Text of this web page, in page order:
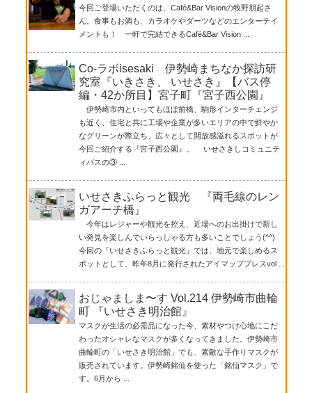
今回ご登場いただくのは、Café&Bar Visionの牧野朋起さ
ん。食事もお酒も、カラオケやダーツなどのエンターテイ
メントも！ 一軒で完結できるCafé&Bar Vision ...
Co-ラボisesaki 伊勢崎まちなか探訪研
究室『いきさき、 いせさき』【バス停
編・42か所目】宮子町『宮子西公園』
伊勢崎市内といってもほぼ前橋、駒形インターチェンジ
も近く、住宅と共に工場や企業が多いエリアの中で鮮やか
なグリーンが際立ち、広々として開放感溢れるスポットが
今回ご紹介する『宮子西公園』。 いせさきしコミュニテ
ィバスの③ ...
いせさきふらっと観光 『両毛線のレン
ガアーチ橋』
今年はレジャーや観光を控え、近場へのお出掛けで新し
い発見を楽しんでいらっしゃる方も多いことでしょう(^^)
今回の『いせさきふらっと観光』では、地元で楽しめるス
ポットとして、昨年8月に発行されたアイマッププレスvol ...
おじゃましま〜す Vol.214 伊勢崎市曲輪
町 『いせさき明治館』
マスクが生活の必需品になった今、素材やつけ心地にこだ
わったオシャレなマスクが多くなってきました。伊勢崎市
曲輪町の「いせさき明治館」でも、素敵な手作りマスクが
販売されています。伊勢崎銘仙を使った「銘仙マスク」で
す。6月から ...